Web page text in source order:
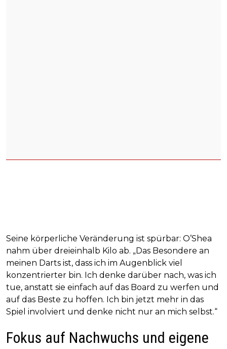
Seine körperliche Veränderung ist spürbar: O’Shea
nahm über dreieinhalb Kilo ab. „Das Besondere an
meinen Darts ist, dass ich im Augenblick viel
konzentrierter bin. Ich denke darüber nach, was ich
tue, anstatt sie einfach auf das Board zu werfen und
auf das Beste zu hoffen. Ich bin jetzt mehr in das
Spiel involviert und denke nicht nur an mich selbst.“
Fokus auf Nachwuchs und eigene